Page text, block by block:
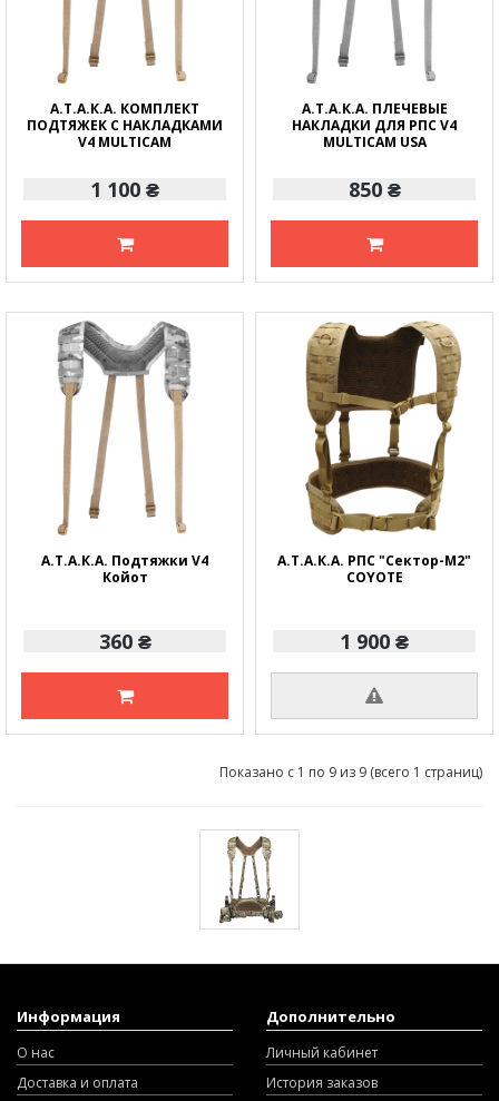
А.Т.А.К.А. КОМПЛЕКТ
ПОДТЯЖЕК С НАКЛАДКАМИ
V4 MULTICAM
1 100 ₴
А.Т.А.К.А. ПЛЕЧЕВЫЕ
НАКЛАДКИ ДЛЯ РПС V4
MULTICAM USA
850 ₴
А.Т.А.К.А. Подтяжки V4
Койот
360 ₴
А.Т.А.К.А. РПС "Сектор-M2"
COYOTE
1 900 ₴
Показано с 1 по 9 из 9 (всего 1 страниц)
Информация
О нас
Доставка и оплата
Дополнительно
Личный кабинет
История заказов